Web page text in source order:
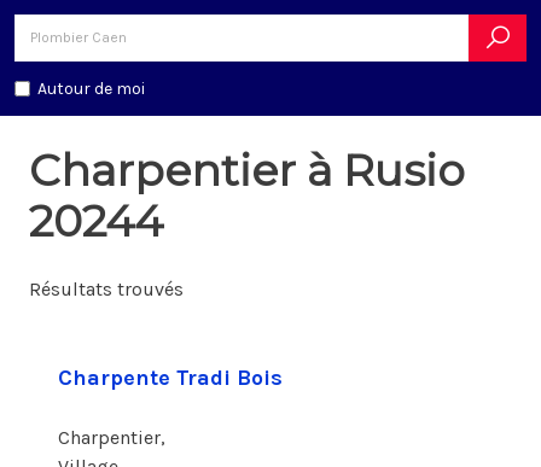
Autour de moi
Charpentier à Rusio
20244
Résultats trouvés
Charpente Tradi Bois
Charpentier,